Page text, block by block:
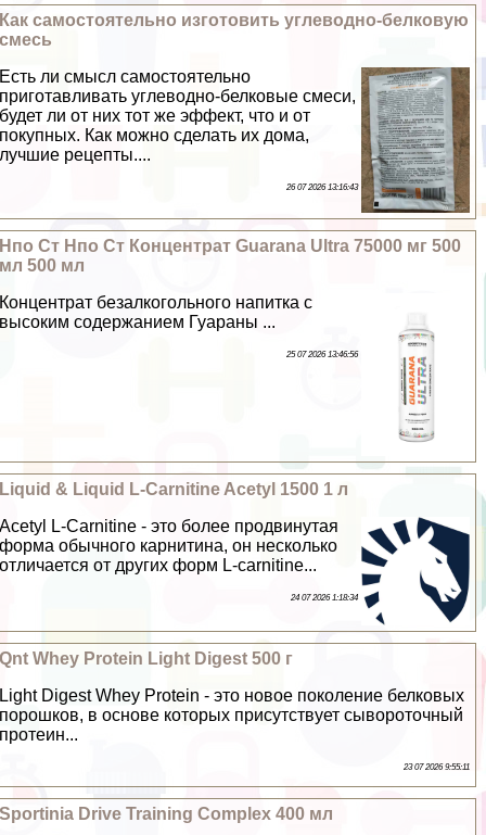
Как самостоятельно изготовить углеводно-белковую
смесь
Есть ли смысл самостоятельно
приготавливать углеводно-белковые смеси,
будет ли от них тот же эффект, что и от
покупных. Как можно сделать их дома,
лучшие рецепты....
26 07 2026 13:16:43
Нпо Ст Нпо Ст Концентрат Guarana Ultra 75000 мг 500
мл 500 мл
Концентрат безалкогольного напитка с
высоким содержанием Гуараны ...
25 07 2026 13:46:56
Liquid & Liquid L-Carnitine Acetyl 1500 1 л
Acetyl L-Carnitine - это более продвинутая
форма обычного карнитина, он несколько
отличается от других форм L-сarnitine...
24 07 2026 1:18:34
Qnt Whey Protein Light Digest 500 г
Light Digest Whey Protein - это новое поколение белковых
порошков, в основе которых присутствует сывороточный
протеин...
23 07 2026 9:55:11
Sportinia Drive Training Complex 400 мл